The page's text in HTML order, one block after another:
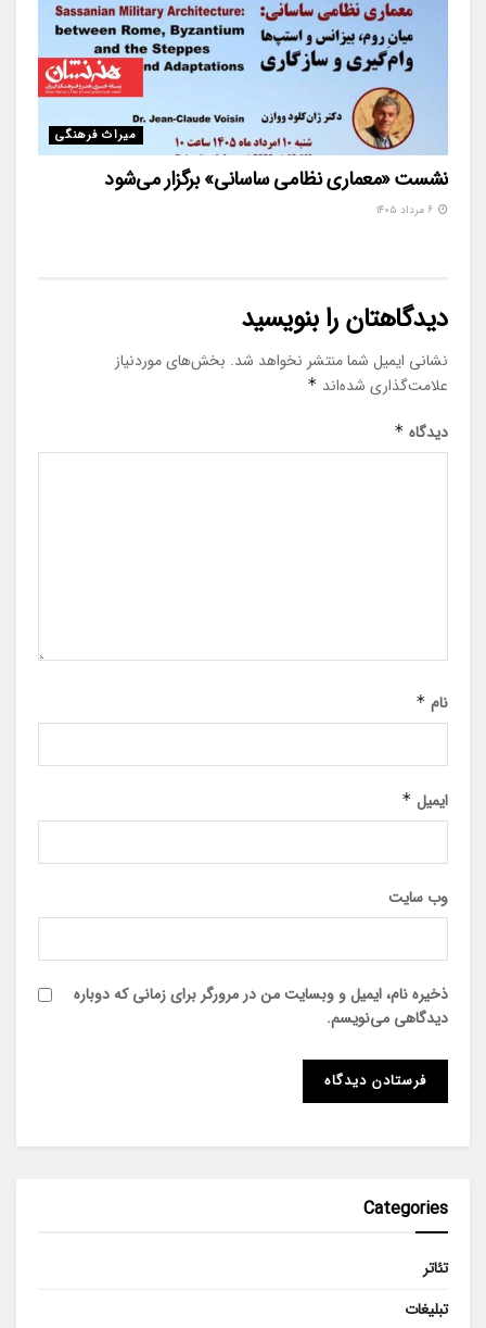
میراث فرهنگی
نشست «معماری نظامی ساسانی» برگزار می‌شود
دیدگاهتان را بنویسید
نشانی ایمیل شما منتشر نخواهد شد. بخش‌های موردنیاز
علامت‌گذاری شده‌اند *
دیدگاه *
نام *
ایمیل *
وب‌ سایت
ذخیره نام، ایمیل و وبسایت من در مرورگر برای زمانی که دوباره
دیدگاهی می‌نویسم.
Categories
تئاتر
تبلیغات